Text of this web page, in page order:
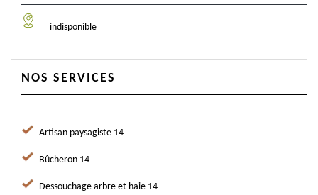
indisponible
NOS SERVICES
Artisan paysagiste 14
Bûcheron 14
Dessouchage arbre et haie 14